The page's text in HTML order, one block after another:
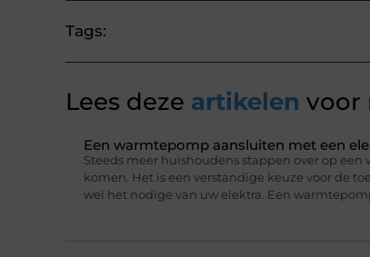
Tags:
Lees deze artikelen voor
Een warmtepomp aansluiten met een
Steeds meer huishoudens stappen over op
komen. Het is een verstandige keuze voor de
wel het nodige van uw elektra. Een